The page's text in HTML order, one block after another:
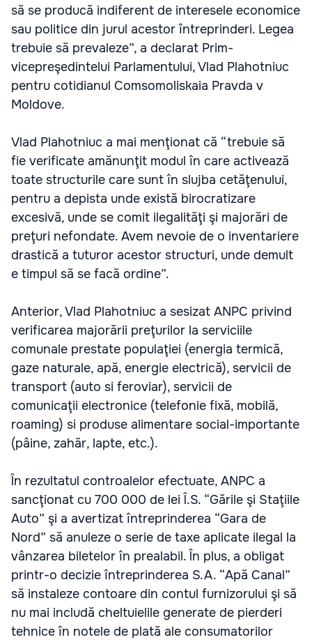
să se producă indiferent de interesele economice
sau politice din jurul acestor întreprinderi. Legea
trebuie să prevaleze”, a declarat Prim-
vicepreşedintelui Parlamentului, Vlad Plahotniuc
pentru cotidianul Comsomoliskaia Pravda v
Moldove.
Vlad Plahotniuc a mai menţionat că “trebuie să
fie verificate amănunţit modul în care activează
toate structurile care sunt în slujba cetăţenului,
pentru a depista unde există birocratizare
excesivă, unde se comit ilegalităţi şi majorări de
preţuri nefondate. Avem nevoie de o inventariere
drastică a tuturor acestor structuri, unde demult
e timpul să se facă ordine”.
Anterior, Vlad Plahotniuc a sesizat ANPC privind
verificarea majorării preţurilor la serviciile
comunale prestate populaţiei (energia termică,
gaze naturale, apă, energie electrică), servicii de
transport (auto si feroviar), servicii de
comunicaţii electronice (telefonie fixă, mobilă,
roaming) si produse alimentare social-importante
(pâine, zahăr, lapte, etc.).
În rezultatul controalelor efectuate, ANPC a
sancţionat cu 700 000 de lei Î.S. “Gările şi Staţiile
Auto” şi a avertizat întreprinderea “Gara de
Nord” să anuleze o serie de taxe aplicate ilegal la
vânzarea biletelor în prealabil. În plus, a obligat
printr-o decizie întreprinderea S.A. “Apă Canal”
să instaleze contoare din contul furnizorului şi să
nu mai includă cheltuielile generate de pierderi
tehnice în notele de plată ale consumatorilor